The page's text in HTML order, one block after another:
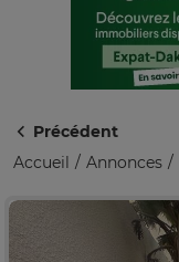
Précédent
Accueil
Annonces